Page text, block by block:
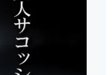
ビューティ